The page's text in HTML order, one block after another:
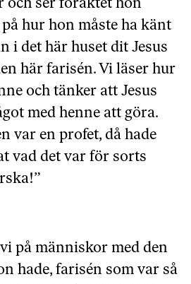
och ser föraktet hon
hur hon måste ha känt
i det här huset dit Jesus
här farisén. Vi läser hur
och tänker att Jesus
med henne att göra.
var en profet, då hade
vad det var för sorts
på människor med den
hade, farisén som var så